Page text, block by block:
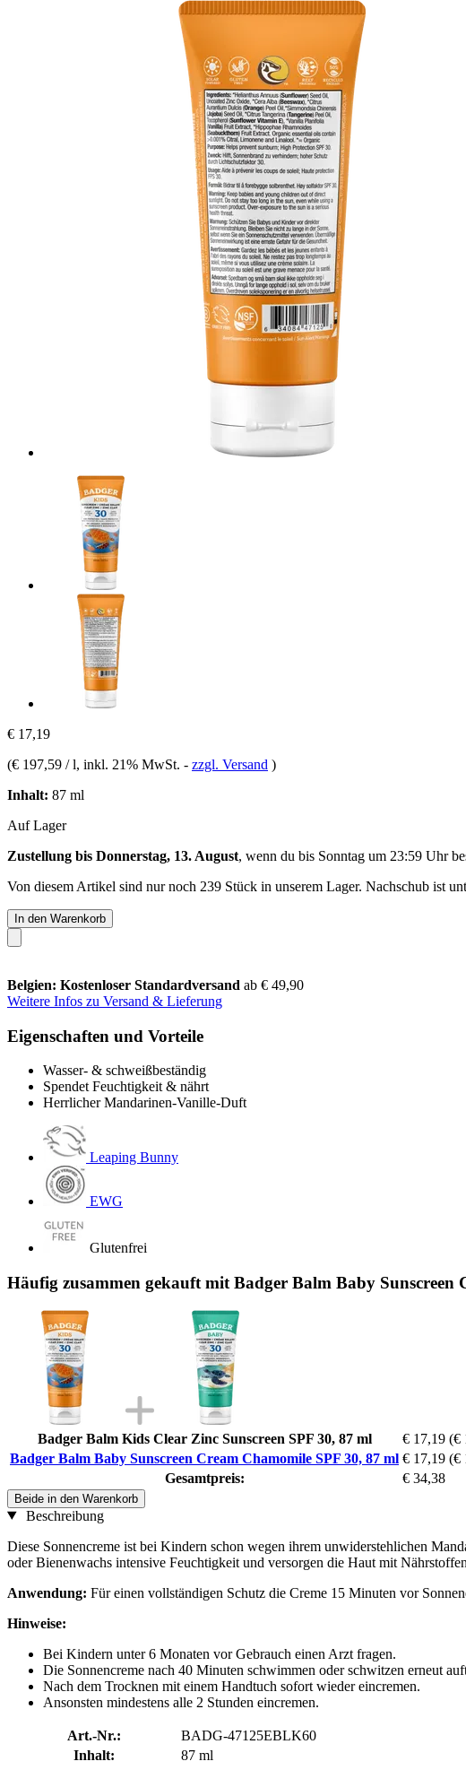
€ 17,19
(€ 197,59 / l, inkl. 21% MwSt. - zzgl. Versand )
Inhalt: 87 ml
Auf Lager
Zustellung bis Donnerstag, 13. August, wenn du bis Sonntag um 23:59 Uhr
Von diesem Artikel sind nur noch 239 Stück in unserem Lager. Nachschub ist
In den Warenkorb
Belgien: Kostenloser Standardversand ab € 49,90
Weitere Infos zu Versand & Lieferung
Eigenschaften und Vorteile
Wasser- & schweißbeständig
Spendet Feuchtigkeit & nährt
Herrlicher Mandarinen-Vanille-Duft
Leaping Bunny
EWG
Glutenfrei
Häufig zusammen gekauft mit Badger Balm Baby Sunscreen
Badger Balm Kids Clear Zinc Sunscreen SPF 30, 87 ml € 17,19 (€
Badger Balm Baby Sunscreen Cream Chamomile SPF 30, 87 ml € 17,19 (€
Gesamtpreis:
€ 34,38
Beide in den Warenkorb
Beschreibung
Diese Sonnencreme ist bei Kindern schon wegen ihrem unwiderstehlichen
oder Bienenwachs intensive Feuchtigkeit und versorgen die Haut mit
Anwendung: Für einen vollständigen Schutz die Creme 15 Minuten vor
Hinweise:
Bei Kindern unter 6 Monaten vor Gebrauch einen Arzt fragen.
Die Sonnencreme nach 40 Minuten schwimmen oder schwitzen erneut
Nach dem Trocknen mit einem Handtuch sofort wieder eincremen.
Ansonsten mindestens alle 2 Stunden eincremen.
Art.-Nr.:
BADG-47125EBLK60
Inhalt:
87 ml